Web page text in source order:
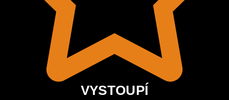
VYSTOUPÍ